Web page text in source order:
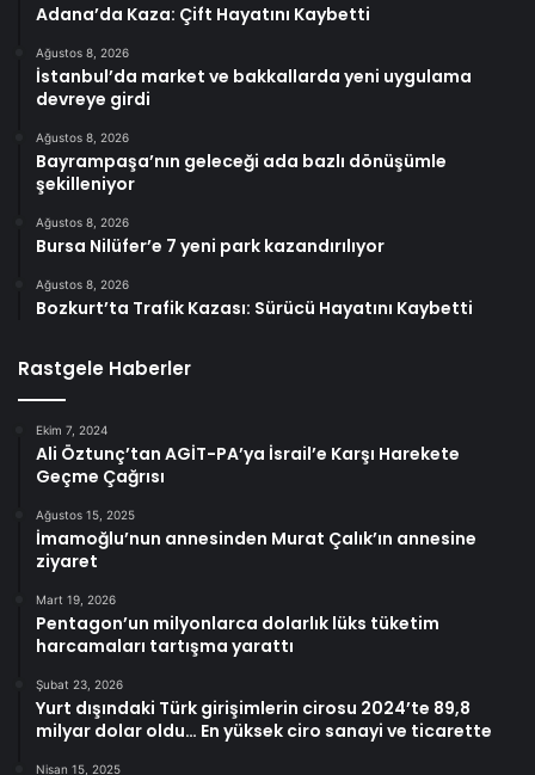
Adana’da Kaza: Çift Hayatını Kaybetti
Ağustos 8, 2026
İstanbul’da market ve bakkallarda yeni uygulama
devreye girdi
Ağustos 8, 2026
Bayrampaşa’nın geleceği ada bazlı dönüşümle
şekilleniyor
Ağustos 8, 2026
Bursa Nilüfer’e 7 yeni park kazandırılıyor
Ağustos 8, 2026
Bozkurt’ta Trafik Kazası: Sürücü Hayatını Kaybetti
Rastgele Haberler
Ekim 7, 2024
Ali Öztunç’tan AGİT-PA’ya İsrail’e Karşı Harekete
Geçme Çağrısı
Ağustos 15, 2025
İmamoğlu’nun annesinden Murat Çalık’ın annesine
ziyaret
Mart 19, 2026
Pentagon’un milyonlarca dolarlık lüks tüketim
harcamaları tartışma yarattı
Şubat 23, 2026
Yurt dışındaki Türk girişimlerin cirosu 2024’te 89,8
milyar dolar oldu… En yüksek ciro sanayi ve ticarette
Nisan 15, 2025